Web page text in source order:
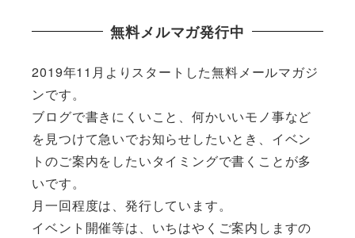
無料メルマガ発行中
2019年11月よりスタートした無料メールマガジ
ンです。
ブログで書きにくいこと、何かいいモノ事など
を見つけて急いでお知らせしたいとき、イベン
トのご案内をしたいタイミングで書くことが多
いです。
月一回程度は、発行しています。
イベント開催等は、いちはやくご案内しますの